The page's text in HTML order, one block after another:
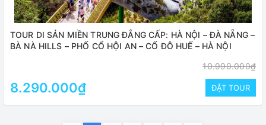
TOUR DI SẢN MIỀN TRUNG ĐẲNG CẤP: HÀ NỘI – ĐÀ NẴNG –
BÀ NÀ HILLS – PHỐ CỔ HỘI AN – CỐ ĐÔ HUẾ – HÀ NỘI
10.990.000₫
8.290.000₫ ĐẶT TOUR